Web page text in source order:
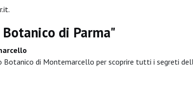
.
di Parma"
Botanico di Montemarcello per scoprire tutti i segreti